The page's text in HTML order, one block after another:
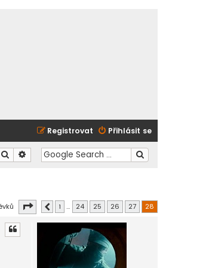
Přihlásit se
Registrovat
Hledat Pokročilé hledání
Stránka z28
Předchozí
1 … 24 25 26 27 28